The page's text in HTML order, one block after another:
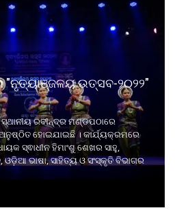
"ନୃତ୍ୟାଞ୍ଜଳୟ ଉତ୍ସବ-୨୦୨୨"
ରବୀନ୍ଦ୍ର ମଣ୍ଡପଠାରେ
ହୋଇଯାଇଛି । କାର୍ଯ୍ୟକ୍ରମରେ
ସ୍ଵାଧୀନ ହିମାଂଶୁ ଶେଖର ସାହୁ,
ଭାଷା, ସାହିତ୍ୟ ଓ ସଂସ୍କୃତି ବିଭାଗର